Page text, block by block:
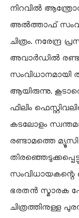
നിറവിൽ
അൽത്താഫ്
ചിത്രം. നരേന്ദ്ര
അവാർഡിൽ
ആയിരുന്നു.
ഫിലിം
കടലോളം
രണ്ടാമത്തെ
സംവിധായകന്റെ
ഭരതൻ സ്മാരക
ചിത്രത്തിനുള്ള